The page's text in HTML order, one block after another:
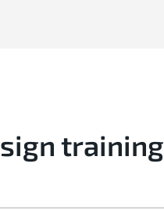
training